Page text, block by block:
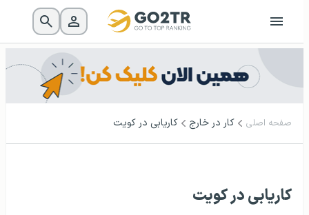
صفحه اصلی کار در خارج کاریابی در کویت
کاریابی در کویت